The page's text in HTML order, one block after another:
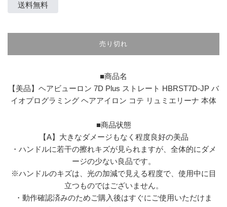
送料無料
売り切れ
■商品名
【美品】ヘアビューロン 7D Plus ストレート HBRST7D-JP バ
イオプログラミング ヘアアイロン コテ リュミエリーナ 本体
■商品状態
【A】大きなダメージもなく程度良好の美品
・ハンドルに若干の擦れキズが見られますが、全体的にダメ
ージの少ない良品です。
※ハンドルのキズは、光の加減で見える程度で、使用中に目
立つものではございません。
・動作確認済みのためご購入後はすぐにご使用いただけま